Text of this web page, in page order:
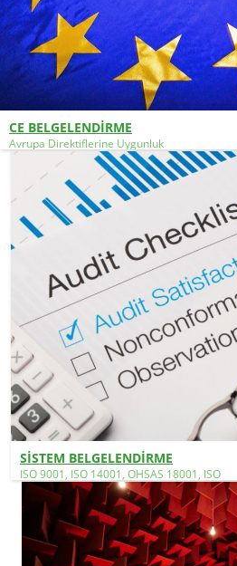
CE BELGELENDİRME
Avrupa Direktiflerine Uygunluk
SİSTEM BELGELENDİRME
ISO 9001, ISO 14001, OHSAS 18001, ISO